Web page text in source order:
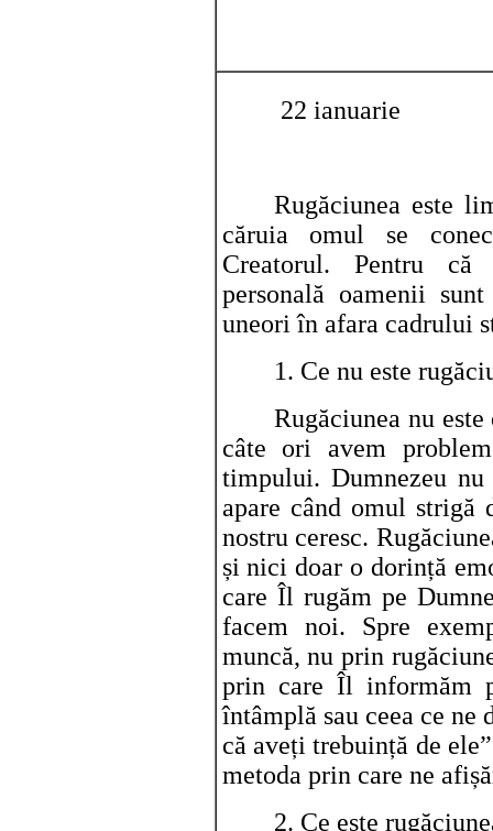
22 ianuarie
Rugăciunea este
căruia omul se
Creatorul. Pentru că
personală oamenii
uneori în afara cadrului
1. Ce nu este
Rugăciunea nu
câte ori avem
timpului. Dumnezeu
apare când omul strigă
nostru ceresc.
și nici doar o dorință
care Îl rugăm pe
facem noi. Spre
muncă, nu prin
prin care Îl informăm
întâmplă sau ceea ce ne
că aveți trebuință de
metoda prin care ne
2. Ce este